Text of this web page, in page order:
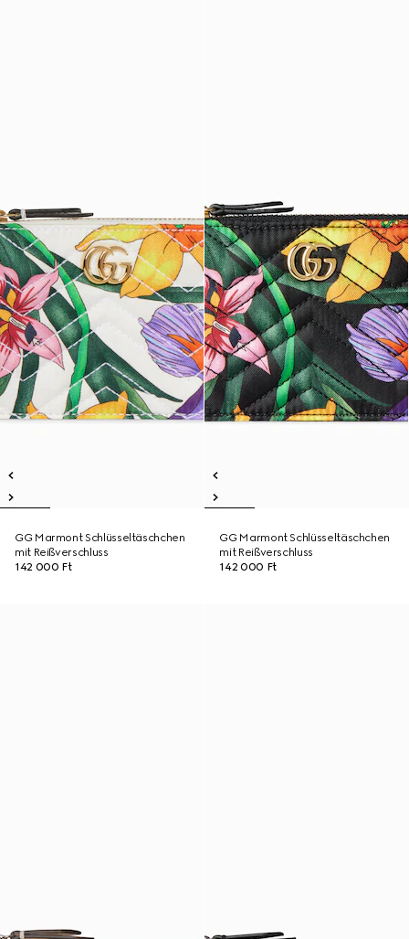
GG Marmont Schlüsseltäschchen
mit Reißverschluss
142 000 Ft
GG Marmont Schlüsseltäschchen
mit Reißverschluss
142 000 Ft